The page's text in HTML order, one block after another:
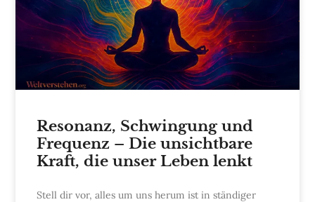
Resonanz, Schwingung und
Frequenz – Die unsichtbare
Kraft, die unser Leben lenkt
Stell dir vor, alles um uns herum ist in ständiger